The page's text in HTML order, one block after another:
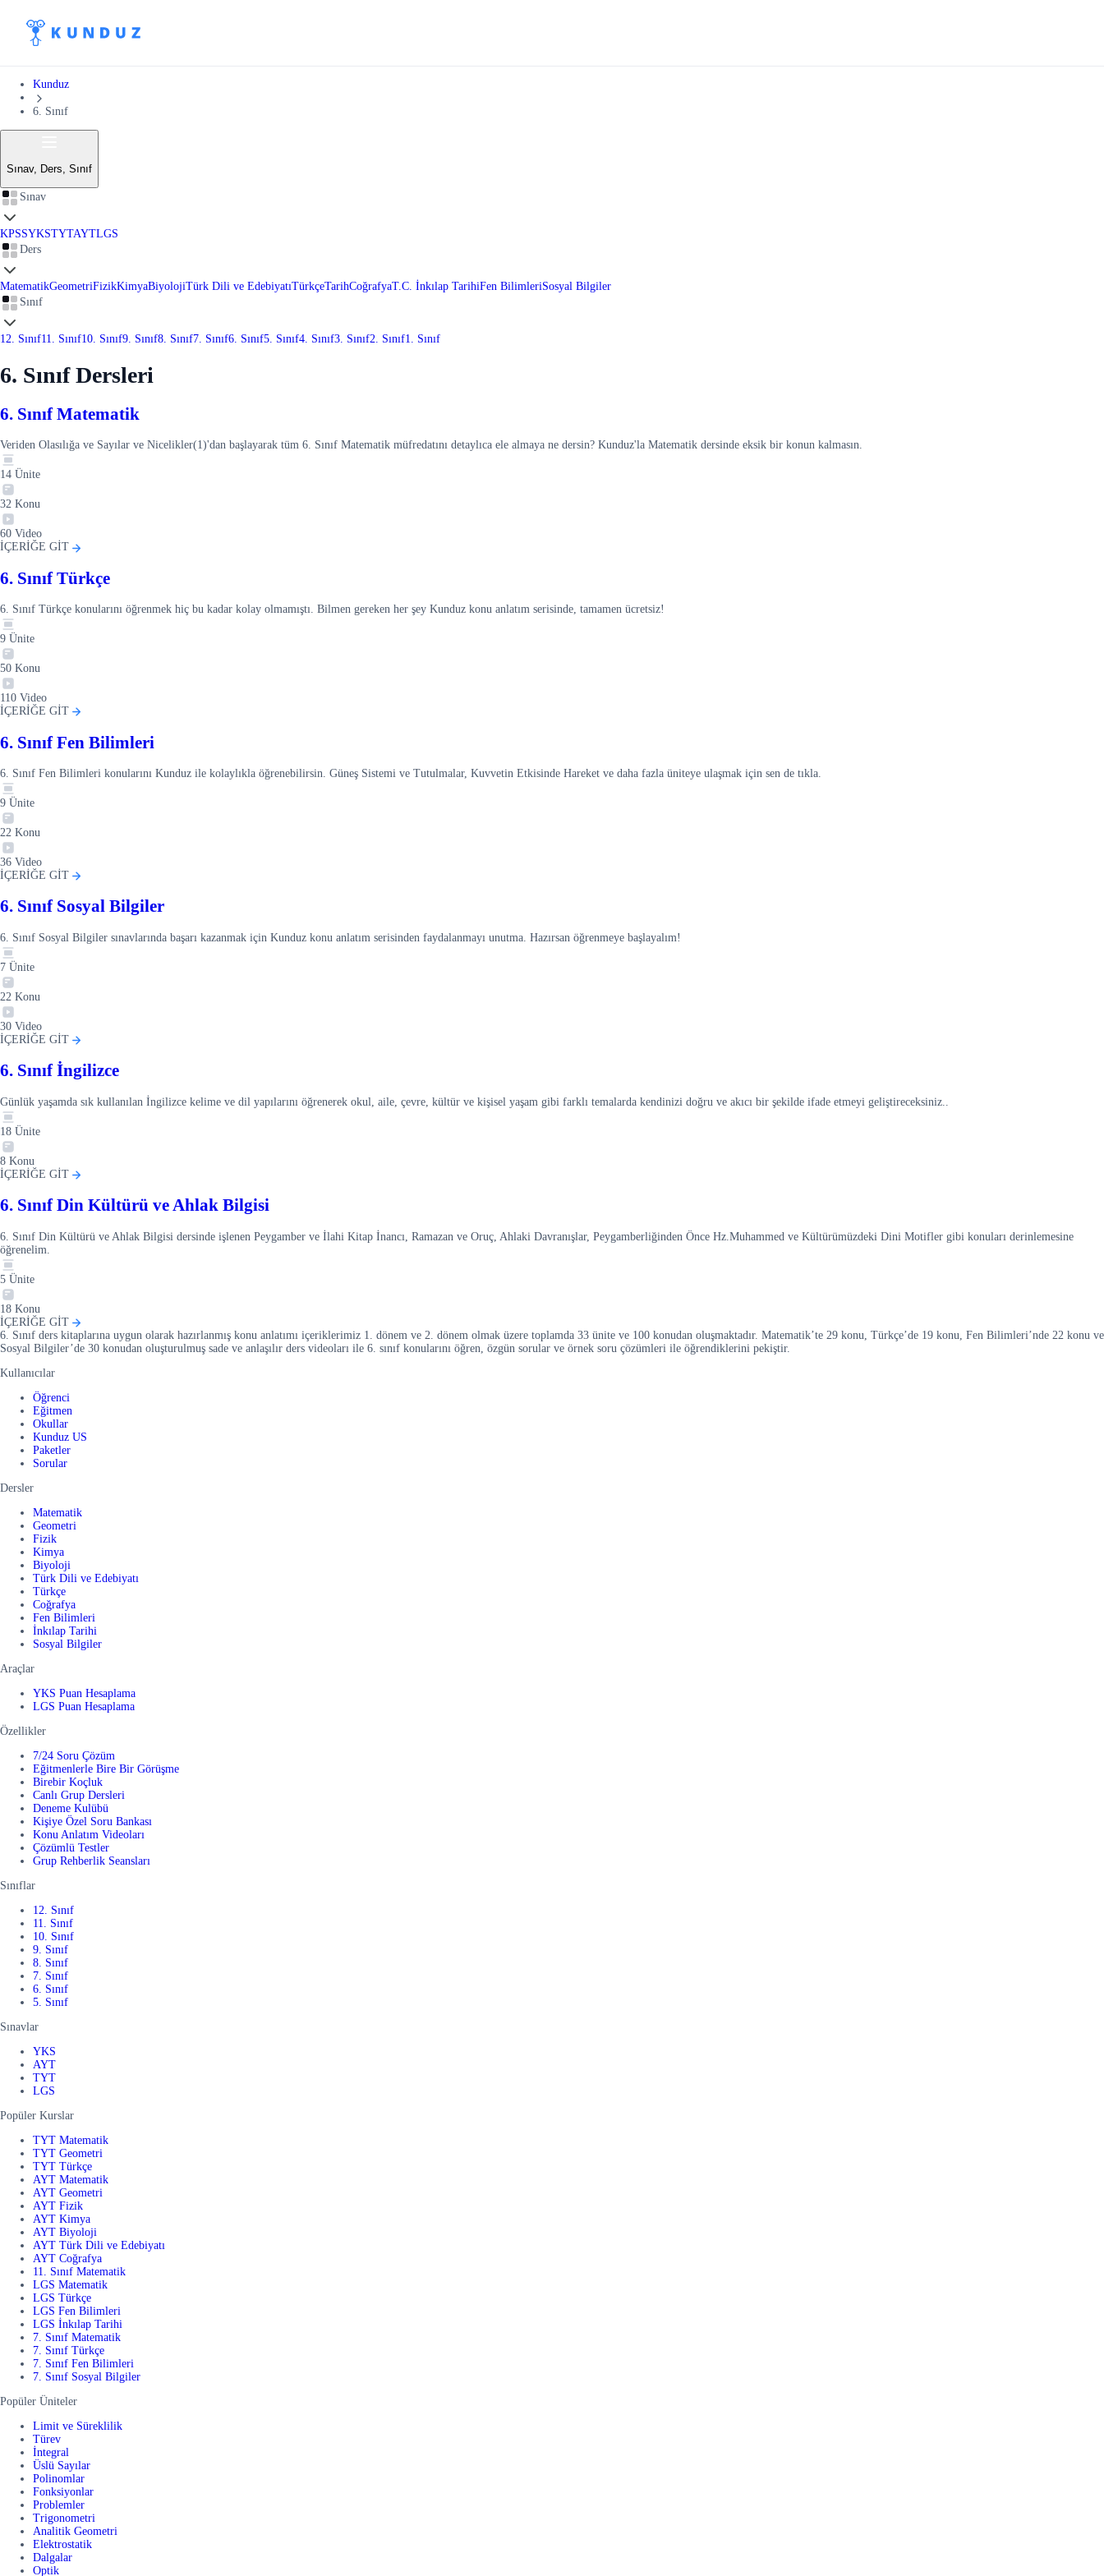
Kunduz
6. Sınıf
Sınav, Ders, Sınıf
Sınav
KPSSYKSTYTAYTLGS
Ders
MatematikGeometriFizikKimyaBiyolojiTürk Dili ve EdebiyatıTürkçeTarihCoğrafyaT.C. İnkılap TarihiFen BilimleriSosyal Bilgiler
Sınıf
12. Sınıf11. Sınıf10. Sınıf9. Sınıf8. Sınıf7. Sınıf6. Sınıf5. Sınıf4. Sınıf3. Sınıf2. Sınıf1. Sınıf
6. Sınıf Dersleri
6. Sınıf Matematik
Veriden Olasılığa ve Sayılar ve Nicelikler(1)'dan başlayarak tüm 6. Sınıf Matematik müfredatını detaylıca ele almaya ne dersin? Kunduz'la Matematik dersinde eksik bir konun kalmasın.
14 Ünite
32 Konu
60 Video
İÇERİĞE GİT
6. Sınıf Türkçe
6. Sınıf Türkçe konularını öğrenmek hiç bu kadar kolay olmamıştı. Bilmen gereken her şey Kunduz konu anlatım serisinde, tamamen ücretsiz!
9 Ünite
50 Konu
110 Video
İÇERİĞE GİT
6. Sınıf Fen Bilimleri
6. Sınıf Fen Bilimleri konularını Kunduz ile kolaylıkla öğrenebilirsin. Güneş Sistemi ve Tutulmalar, Kuvvetin Etkisinde Hareket ve daha fazla üniteye ulaşmak için sen de tıkla.
9 Ünite
22 Konu
36 Video
İÇERİĞE GİT
6. Sınıf Sosyal Bilgiler
6. Sınıf Sosyal Bilgiler sınavlarında başarı kazanmak için Kunduz konu anlatım serisinden faydalanmayı unutma. Hazırsan öğrenmeye başlayalım!
7 Ünite
22 Konu
30 Video
İÇERİĞE GİT
6. Sınıf İngilizce
Günlük yaşamda sık kullanılan İngilizce kelime ve dil yapılarını öğrenerek okul, aile, çevre, kültür ve kişisel yaşam gibi farklı temalarda kendinizi doğru ve akıcı bir şekilde ifade etmeyi geliştireceksiniz..
18 Ünite
8 Konu
İÇERİĞE GİT
6. Sınıf Din Kültürü ve Ahlak Bilgisi
6. Sınıf Din Kültürü ve Ahlak Bilgisi dersinde işlenen Peygamber ve İlahi Kitap İnancı, Ramazan ve Oruç, Ahlaki Davranışlar, Peygamberliğinden Önce Hz.Muhammed ve Kültürümüzdeki Dini Motifler gibi konuları derinlemesine
öğrenelim.
5 Ünite
18 Konu
İÇERİĞE GİT
6. Sınıf ders kitaplarına uygun olarak hazırlanmış konu anlatımı içeriklerimiz 1. dönem ve 2. dönem olmak üzere toplamda 33 ünite ve 100 konudan oluşmaktadır. Matematik’te 29 konu, Türkçe’de 19 konu, Fen Bilimleri’nde 22 konu ve
Sosyal Bilgiler’de 30 konudan oluşturulmuş sade ve anlaşılır ders videoları ile 6. sınıf konularını öğren, özgün sorular ve örnek soru çözümleri ile öğrendiklerini pekiştir.
Kullanıcılar
Öğrenci
Eğitmen
Okullar
Kunduz US
Paketler
Sorular
Dersler
Matematik
Geometri
Fizik
Kimya
Biyoloji
Türk Dili ve Edebiyatı
Türkçe
Coğrafya
Fen Bilimleri
İnkılap Tarihi
Sosyal Bilgiler
Araçlar
YKS Puan Hesaplama
LGS Puan Hesaplama
Özellikler
7/24 Soru Çözüm
Eğitmenlerle Bire Bir Görüşme
Birebir Koçluk
Canlı Grup Dersleri
Deneme Kulübü
Kişiye Özel Soru Bankası
Konu Anlatım Videoları
Çözümlü Testler
Grup Rehberlik Seansları
Sınıflar
12. Sınıf
11. Sınıf
10. Sınıf
9. Sınıf
8. Sınıf
7. Sınıf
6. Sınıf
5. Sınıf
Sınavlar
YKS
AYT
TYT
LGS
Popüler Kurslar
TYT Matematik
TYT Geometri
TYT Türkçe
AYT Matematik
AYT Geometri
AYT Fizik
AYT Kimya
AYT Biyoloji
AYT Türk Dili ve Edebiyatı
AYT Coğrafya
11. Sınıf Matematik
LGS Matematik
LGS Türkçe
LGS Fen Bilimleri
LGS İnkılap Tarihi
7. Sınıf Matematik
7. Sınıf Türkçe
7. Sınıf Fen Bilimleri
7. Sınıf Sosyal Bilgiler
Popüler Üniteler
Limit ve Süreklilik
Türev
İntegral
Üslü Sayılar
Polinomlar
Fonksiyonlar
Problemler
Trigonometri
Analitik Geometri
Elektrostatik
Dalgalar
Optik